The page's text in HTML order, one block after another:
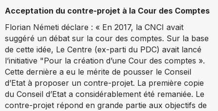
Acceptation du contre-projet à la Cour des Comptes
Florian Németi déclare : « En 2017, la CNCI avait
suggéré un débat sur la cour des comptes. Sur la base
de cette idée, Le Centre (ex-parti du PDC) avait lancé
l’initiative "Pour la création d’une Cour des comptes ».
Cette dernière a eu le mérite de pousser le Conseil
d’Etat à proposer un contre-projet. La première copie
du Conseil d’Etat a considérablement été remaniée. Le
contre-projet répond en grande partie aux objectifs de